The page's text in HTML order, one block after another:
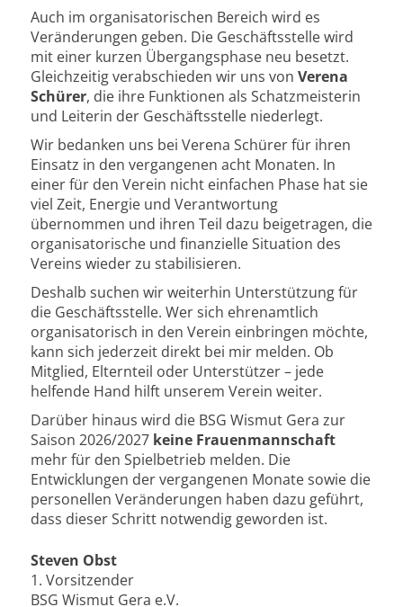
Auch im organisatorischen Bereich wird es
Veränderungen geben. Die Geschäftsstelle wird
mit einer kurzen Übergangsphase neu besetzt.
Gleichzeitig verabschieden wir uns von Verena
Schürer, die ihre Funktionen als Schatzmeisterin
und Leiterin der Geschäftsstelle niederlegt.
Wir bedanken uns bei Verena Schürer für ihren
Einsatz in den vergangenen acht Monaten. In
einer für den Verein nicht einfachen Phase hat sie
viel Zeit, Energie und Verantwortung
übernommen und ihren Teil dazu beigetragen, die
organisatorische und finanzielle Situation des
Vereins wieder zu stabilisieren.
Deshalb suchen wir weiterhin Unterstützung für
die Geschäftsstelle. Wer sich ehrenamtlich
organisatorisch in den Verein einbringen möchte,
kann sich jederzeit direkt bei mir melden. Ob
Mitglied, Elternteil oder Unterstützer – jede
helfende Hand hilft unserem Verein weiter.
Darüber hinaus wird die BSG Wismut Gera zur
Saison 2026/2027 keine Frauenmannschaft
mehr für den Spielbetrieb melden. Die
Entwicklungen der vergangenen Monate sowie die
personellen Veränderungen haben dazu geführt,
dass dieser Schritt notwendig geworden ist.
Steven Obst
1. Vorsitzender
BSG Wismut Gera e.V.